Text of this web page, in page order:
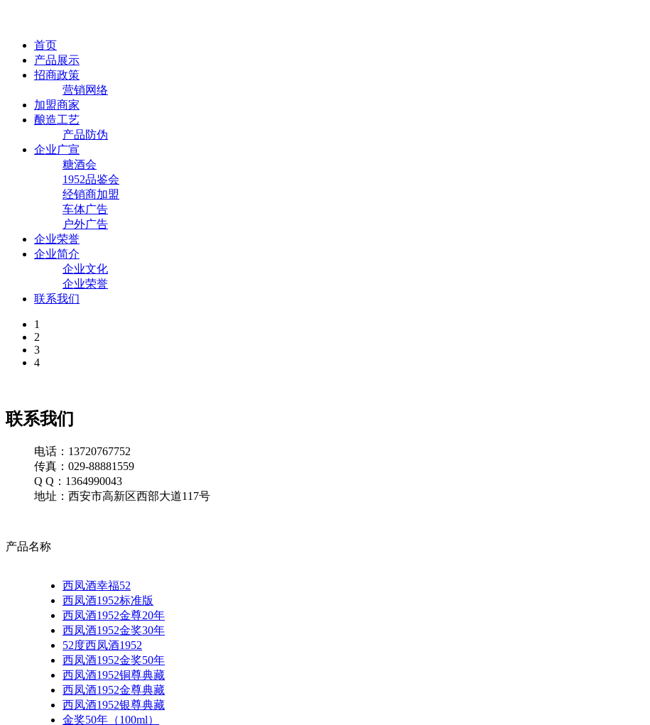
首页
产品展示
招商政策
营销网络
加盟商家
酿造工艺
产品防伪
企业广宣
糖酒会
1952品鉴会
经销商加盟
车体广告
户外广告
企业荣誉
企业简介
企业文化
企业荣誉
联系我们
1
2
3
4
联系我们
电话：13720767752
传真：029-88881559
Q Q：1364990043
地址：西安市高新区西部大道117号
产品名称
西凤酒幸福52
西凤酒1952标准版
西凤酒1952金尊20年
西凤酒1952金奖30年
52度西凤酒1952
西凤酒1952金奖50年
西凤酒1952铜尊典藏
西凤酒1952金尊典藏
西凤酒1952银尊典藏
金奖50年（100ml）